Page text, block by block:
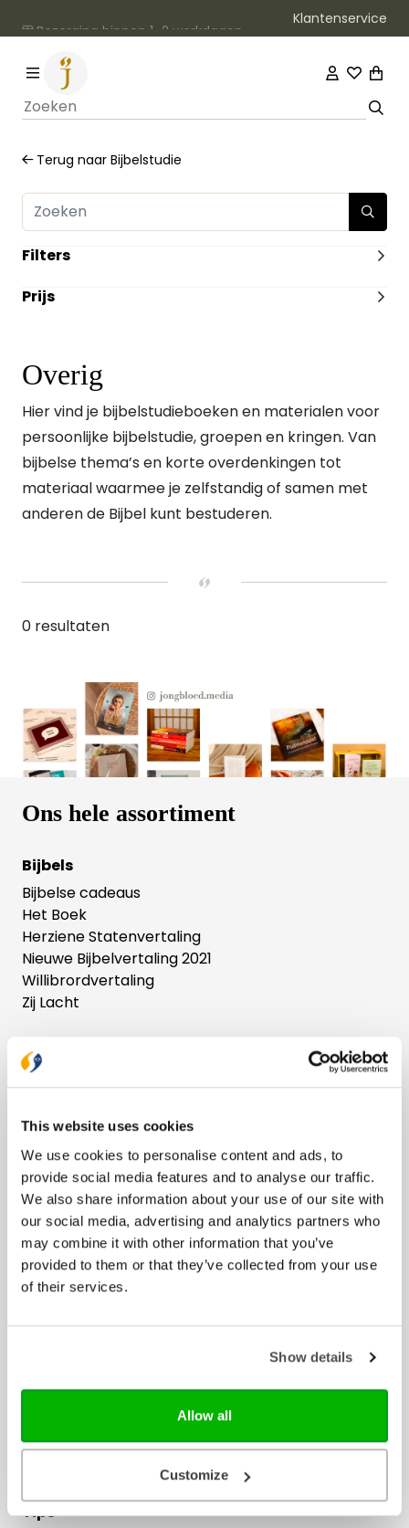
This website uses cookies
We use cookies to personalise content and ads, to
provide social media features and to analyse our traffic.
We also share information about your use of our site with
our social media, advertising and analytics partners who
may combine it with other information that you’ve
provided to them or that they’ve collected from your use
of their services.
Show details
Allow all
Customize
Klantenservice
Terug naar Bijbelstudie
Filters
Prijs
Overig
Hier vind je bijbelstudieboeken en materialen voor
persoonlijke bijbelstudie, groepen en kringen. Van
bijbelse thema’s en korte overdenkingen tot
materiaal waarmee je zelfstandig of samen met
anderen de Bijbel kunt bestuderen.
0 resultaten
Ons hele assortiment
Bijbels
Bijbelse cadeaus
Het Boek
Herziene Statenvertaling
Nieuwe Bijbelvertaling 2021
Willibrordvertaling
Zij Lacht
Bijbelstudie
Cadeau
Dagboeken
Feestdagen
Geloofs- en gemeenteopbouw
Gezin
Jongeren
Kinderboeken
Liefde en relatie
Lifestyle
Theologie
Merken
Jongbloed Bijbels
Tips